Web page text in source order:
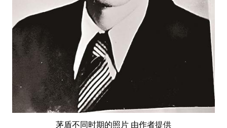
茅盾不同时期的照片 由作者提供